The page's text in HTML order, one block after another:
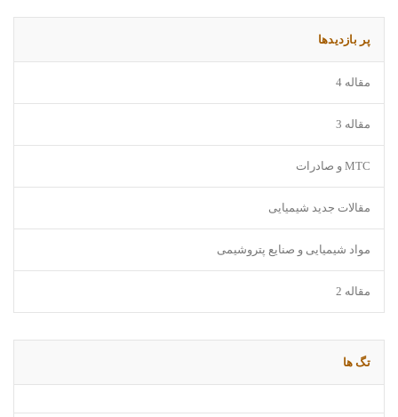
پر بازدیدها
مقاله 4
مقاله 3
MTC و صادرات
مقالات جدید شیمیایی
مواد شیمیایی و صنایع پتروشیمی
مقاله 2
تگ ها